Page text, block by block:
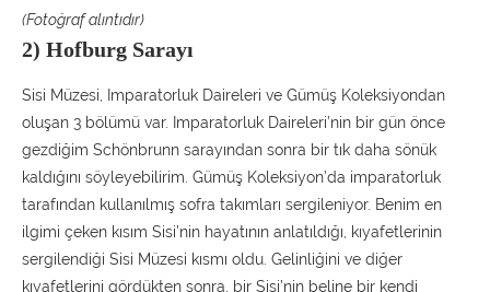
(Fotoğraf alıntıdır)
2) Hofburg Sarayı
Sisi Müzesi, Imparatorluk Daireleri ve Gümüş Koleksiyondan
oluşan 3 bölümü var. Imparatorluk Daireleri’nin bir gün önce
gezdiğim Schönbrunn sarayından sonra bir tık daha sönük
kaldığını söyleyebilirim. Gümüş Koleksiyon’da imparatorluk
tarafından kullanılmış sofra takımları sergileniyor. Benim en
ilgimi çeken kısım Sisi’nin hayatının anlatıldığı, kıyafetlerinin
sergilendiği Sisi Müzesi kısmı oldu. Gelinliğini ve diğer
kıyafetlerini gördükten sonra, bir Sisi’nin beline bir kendi